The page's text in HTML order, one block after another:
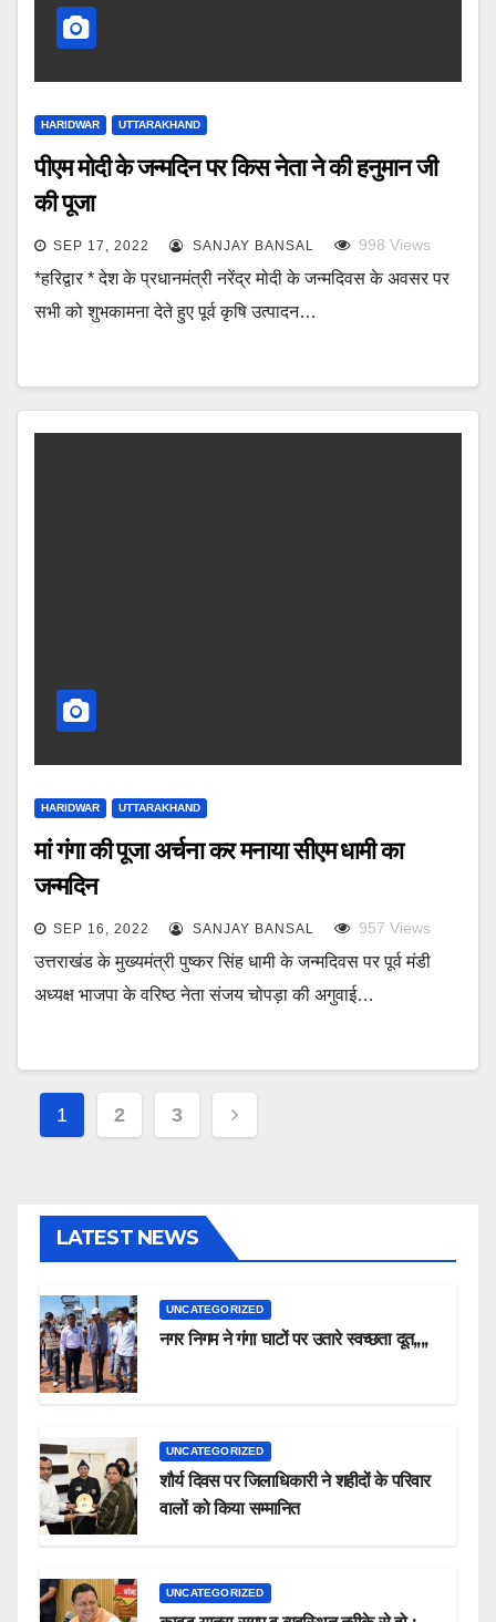
HARIDWAR UTTARAKHAND
पीएम मोदी के जन्मदिन पर किस नेता ने की हनुमान जी
की पूजा
SEP 17, 2022 SANJAY BANSAL 998 Views
*हरिद्वार * देश के प्रधानमंत्री नरेंद्र मोदी के जन्मदिवस के अवसर पर
सभी को शुभकामना देते हुए पूर्व कृषि उत्पादन…
HARIDWAR UTTARAKHAND
मां गंगा की पूजा अर्चना कर मनाया सीएम धामी का
जन्मदिन
SEP 16, 2022 SANJAY BANSAL 957 Views
उत्तराखंड के मुख्यमंत्री पुष्कर सिंह धामी के जन्मदिवस पर पूर्व मंडी
अध्यक्ष भाजपा के वरिष्ठ नेता संजय चोपड़ा की अगुवाई…
Posts
1 2 3
LATEST NEWS
UNCATEGORIZED
नगर निगम ने गंगा घाटों पर उतारे स्वच्छता दूत,,,,
UNCATEGORIZED
शौर्य दिवस पर जिलाधिकारी ने शहीदों के परिवार
वालों को किया सम्मानित
UNCATEGORIZED